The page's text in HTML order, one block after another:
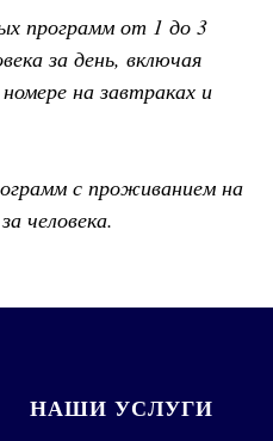
программ от 1 до 3
за день, включая
на завтраках и
с проживанием на
человека.
НАШИ УСЛУГИ